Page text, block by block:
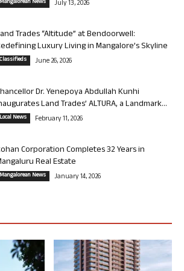
Mangalorean News July 13, 2026
Trades “Altitude” at Bendoorwell:
Luxury Living in Mangalore’s Skyline
Classifieds June 26, 2026
Dr. Yenepoya Abdullah Kunhi
Land Trades’ ALTURA, a Landmark...
Local News February 11, 2026
Corporation Completes 32 Years in
Real Estate
Mangalorean News January 14, 2026